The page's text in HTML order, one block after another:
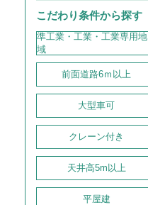
こだわり条件から探す
準工業・工業・工業専用地
域
前面道路6ｍ以上
大型車可
クレーン付き
天井高5m以上
平屋建